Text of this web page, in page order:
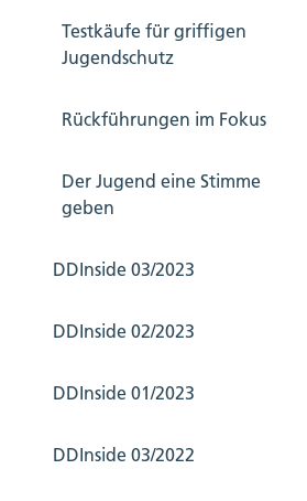
Testkäufe für griffigen
Jugendschutz
Rückführungen im Fokus
Der Jugend eine Stimme
geben
DDInside 03/2023
DDInside 02/2023
DDInside 01/2023
DDInside 03/2022